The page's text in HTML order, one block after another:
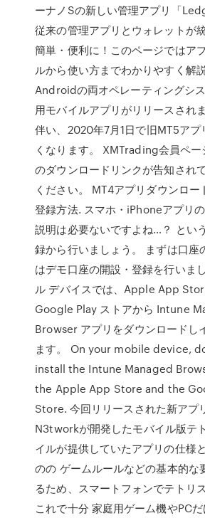
ーナノSの新しい管理アプリ「
従来の管理アプリとウォレットが
簡単・便利に！このページではア
ルから使い方までわかりやすく解
Androidの両オペレーティングシ
用モバイルアプリがリリースされ
伴い、2020年7月1日で旧MT5アプ
くなります。 XMTrading会員ペー
のダウンロードリンクが告知され
ください。 MT4アプリダウンロー
登録方法. スマホ・iPhoneアプリ
説明は必要ないですよね…？ とい
録から行いましょう。 まずは口座
はデモ口座の開設・登録を行いま
ル デバイスでは、Apple App
Google Play ストアから Intune
Browser アプリをダウンロードし
ます。 On your mobile device,
install the Intune Managed
the Apple App Store and the
Store. 今回リリースされた新アプ
N3tworkが開発したモバイル版テ
イルが提供していたアプリの仕様
のの ゲームルールなどの基本的な
るため、スマートフォンでテトリ
これで十分 家庭用ゲーム機やPC